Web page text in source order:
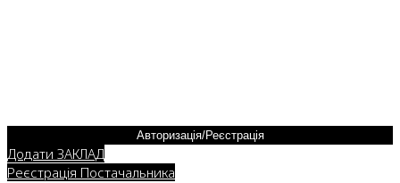
Авторизація/Реєстрація
Додати ЗАКЛАД
Реєстрація Постачальника